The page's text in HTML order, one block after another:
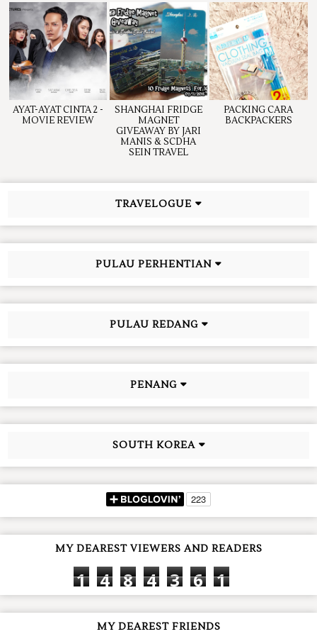
AYAT-AYAT CINTA 2 -
MOVIE REVIEW
SHANGHAI FRIDGE
MAGNET
GIVEAWAY BY JARI
MANIS & SCDHA
SEIN TRAVEL
PACKING CARA
BACKPACKERS
TRAVELOGUE
PULAU PERHENTIAN
PULAU REDANG
PENANG
SOUTH KOREA
MY DEAREST VIEWERS AND READERS
1 4 8 4 3 6 1
MY DEAREST FRIENDS